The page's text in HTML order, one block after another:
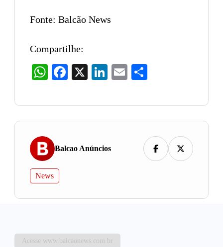
Fonte: Balcão News
Compartilhe:
WhatsAppFacebook LinkedIn
Email
Balcao Anúncios
News
Acesse www.balcaonews.com.br